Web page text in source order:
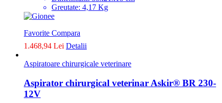
Greutate: 4,17 Kg
Favorite Compara
1.468,94 Lei Detalii
Aspiratoare chirurgicale veterinare
Aspirator chirurgical veterinar Askir® BR 230-
12V